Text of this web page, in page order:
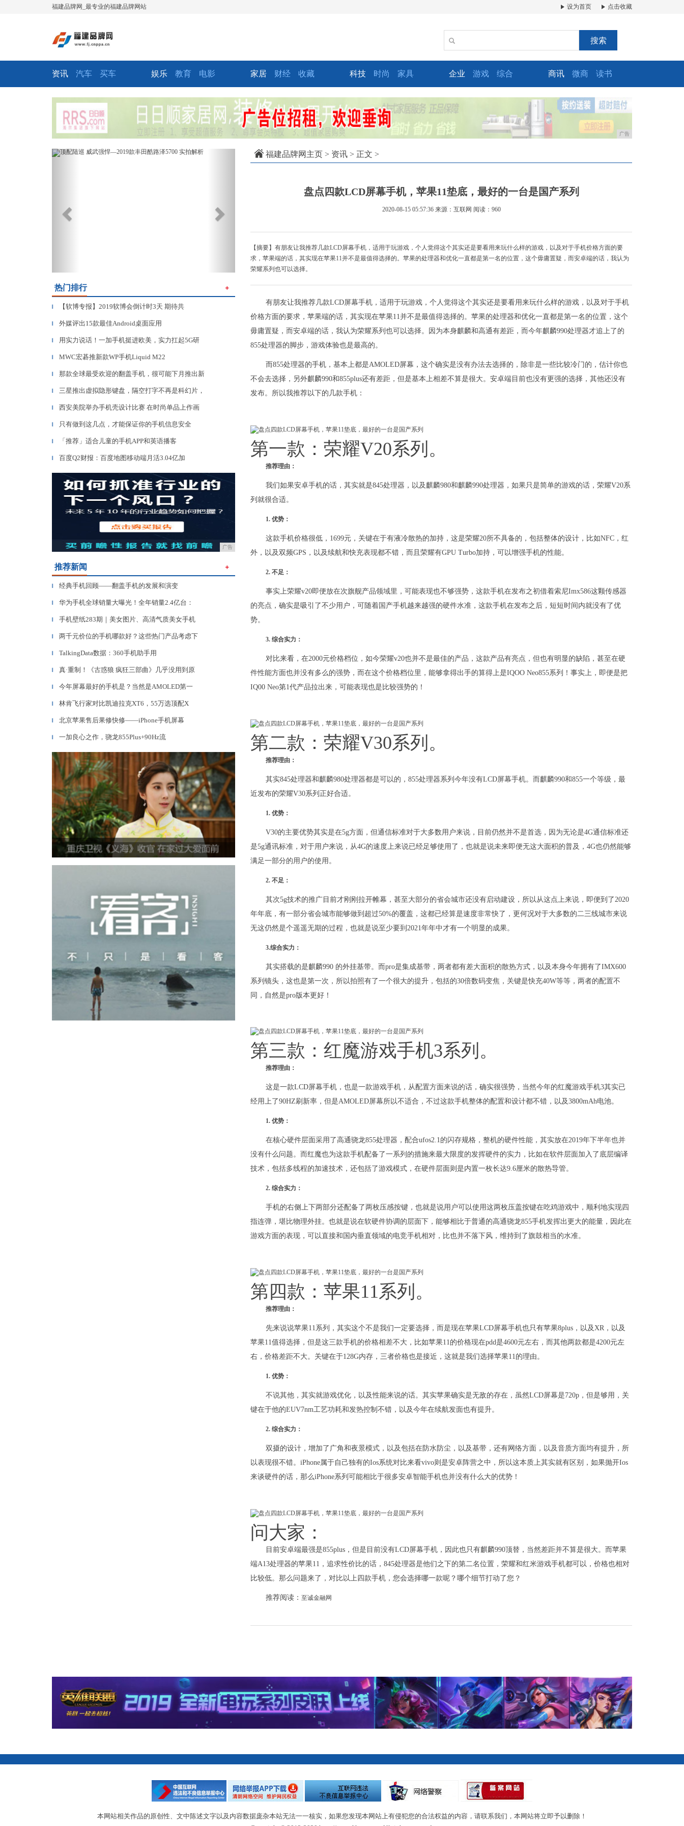
福建品牌网_最专业的福建品牌网站 设为首页 点击收藏
搜索
资讯 汽车 买车 娱乐 教育 电影 家居 财经 收藏 科技 时尚 家具 企业 游戏 综合 商讯 微商 读书
广告
Previous
热门排行 ＋
▎ 【软博专报】2019软博会倒计时3天 期待共
▎ 外媒评出15款最佳Android桌面应用
▎ 用实力说话！一加手机挺进欧美，实力扛起5G研
▎ MWC宏碁推新款WP手机Liquid M22
▎ 那款全球最受欢迎的翻盖手机，很可能下月推出新
▎ 三星推出虚拟隐形键盘，隔空打字不再是科幻片，
▎ 西安美院举办手机壳设计比赛 在时尚单品上作画
▎ 只有做到这几点，才能保证你的手机信息安全
▎ 「推荐」适合儿童的手机APP和英语播客
▎ 百度Q2财报：百度地图移动端月活3.04亿加
广告
推荐新闻 ＋
▎ 经典手机回顾——翻盖手机的发展和演变
▎ 华为手机全球销量大曝光！全年销量2.4亿台：
▎ 手机壁纸283期｜美女图片、高清气质美女手机
▎ 两千元价位的手机哪款好？这些热门产品考虑下
▎ TalkingData数据：360手机助手用
▎ 真·重制！《古惑狼 疯狂三部曲》几乎没用到原
▎ 今年屏幕最好的手机是？当然是AMOLED第一
▎ 林肯飞行家对比凯迪拉克XT6，55万选顶配X
▎ 北京苹果售后果修快修——iPhone手机屏幕
▎ 一加良心之作，骁龙855Plus+90Hz流
福建品牌网主页 > 资讯 > 正文 >
盘点四款LCD屏幕手机，苹果11垫底，最好的一台是国产系列
2020-08-15 05:57:36 来源：互联网 阅读：960
【摘要】有朋友让我推荐几款LCD屏幕手机，适用于玩游戏，个人觉得这个其实还是要看用来玩什么样的游戏，以及对于手机价格方面的要
求，苹果端的话，其实现在苹果11并不是最值得选择的。苹果的处理器和优化一直都是第一名的位置，这个毋庸置疑，而安卓端的话，我认为
荣耀系列也可以选择。
有朋友让我推荐几款LCD屏幕手机，适用于玩游戏，个人觉得这个其实还是要看用来玩什么样的游戏，以及对于手机
价格方面的要求，苹果端的话，其实现在苹果11并不是最值得选择的。苹果的处理器和优化一直都是第一名的位置，这个
毋庸置疑，而安卓端的话，我认为荣耀系列也可以选择。因为本身麒麟和高通有差距，而今年麒麟990处理器才追上了的
855处理器的脚步，游戏体验也是最高的。
而855处理器的手机，基本上都是AMOLED屏幕，这个确实是没有办法去选择的，除非是一些比较冷门的，估计你也
不会去选择，另外麒麟990和855plus还有差距，但是基本上相差不算是很大。安卓端目前也没有更强的选择，其他还没有
发布。所以我推荐以下的几款手机：
第一款：荣耀V20系列。
推荐理由：
我们如果安卓手机的话，其实就是845处理器，以及麒麟980和麒麟990处理器，如果只是简单的游戏的话，荣耀V20系
列就很合适。
1. 优势：
这款手机价格很低，1699元，关键在于有液冷散热的加持，这是荣耀20所不具备的，包括整体的设计，比如NFC，红
外，以及双频GPS，以及续航和快充表现都不错，而且荣耀有GPU Turbo加持，可以增强手机的性能。
2. 不足：
事实上荣耀v20即便放在次旗舰产品领域里，可能表现也不够强势，这款手机在发布之初借着索尼Imx586这颗传感器
的亮点，确实是吸引了不少用户，可随着国产手机越来越强的硬件水准，这款手机在发布之后，短短时间内就没有了优
势。
3. 综合实力：
对比来看，在2000元价格档位，如今荣耀v20也并不是最佳的产品，这款产品有亮点，但也有明显的缺陷，甚至在硬
件性能方面也并没有多么的强势，而在这个价格档位里，能够拿得出手的算得上是IQOO Neo855系列！事实上，即便是把
IQ00 Neo第1代产品拉出来，可能表现也是比较强势的！
第二款：荣耀V30系列。
推荐理由：
其实845处理器和麒麟980处理器都是可以的，855处理器系列今年没有LCD屏幕手机。而麒麟990和855一个等级，最
近发布的荣耀V30系列正好合适。
1. 优势：
V30的主要优势其实是在5g方面，但通信标准对于大多数用户来说，目前仍然并不是首选，因为无论是4G通信标准还
是5g通讯标准，对于用户来说，从4G的速度上来说已经足够使用了，也就是说未来即便无这大面积的普及，4G也仍然能够
满足一部分的用户的使用。
2. 不足：
其次5g技术的推广目前才刚刚拉开帷幕，甚至大部分的省会城市还没有启动建设，所以从这点上来说，即便到了2020
年年底，有一部分省会城市能够做到超过50%的覆盖，这都已经算是速度非常快了，更何况对于大多数的二三线城市来说
无这仍然是个遥遥无期的过程，也就是说至少要到2021年年中才有一个明显的成果。
3.综合实力：
其实搭载的是麒麟990 的外挂基带。而pro是集成基带，两者都有差大面积的散热方式，以及本身今年拥有了IMX600
系列镜头，这也是第一次，所以拍照有了一个很大的提升，包括的30倍数码变焦，关键是快充40W等等，两者的配置不
同，自然是pro版本更好！
第三款：红魔游戏手机3系列。
推荐理由：
这是一款LCD屏幕手机，也是一款游戏手机，从配置方面来说的话，确实很强势，当然今年的红魔游戏手机3其实已
经用上了90HZ刷新率，但是AMOLED屏幕所以不适合，不过这款手机整体的配置和设计都不错，以及3800mAh电池。
1. 优势：
在核心硬件层面采用了高通骁龙855处理器，配合ufos2.1的闪存规格，整机的硬件性能，其实放在2019年下半年也并
没有什么问题。而红魔也为这款手机配备了一系列的措施来最大限度的发挥硬件的实力，比如在软件层面加入了底层编译
技术，包括多线程的加速技术，还包括了游戏模式，在硬件层面则是内置一枚长达9.6厘米的散热导管。
2. 综合实力：
手机的右侧上下两部分还配备了两枚压感按键，也就是说用户可以使用这两枚压盖按键在吃鸡游戏中，顺利地实现四
指连弹，堪比物理外挂。也就是说在软硬件协调的层面下，能够相比于普通的高通骁龙855手机发挥出更大的能量，因此在
游戏方面的表现，可以直接和国内垂直领域的电竞手机相对，比也并不落下风，维持到了旗鼓相当的水准。
第四款：苹果11系列。
推荐理由：
先来说说苹果11系列，其实这个不是我们一定要选择，而是现在苹果LCD屏幕手机也只有苹果8plus，以及XR，以及
苹果11值得选择，但是这三款手机的价格相差不大，比如苹果11的价格现在pdd是4600元左右，而其他两款都是4200元左
右，价格差距不大。关键在于128G内存，三者价格也是接近，这就是我们选择苹果11的理由。
1. 优势：
不说其他，其实就游戏优化，以及性能来说的话。其实苹果确实是无敌的存在，虽然LCD屏幕是720p，但是够用，关
键在于他的EUV7nm工艺功耗和发热控制不错，以及今年在续航发面也有提升。
2. 综合实力：
双摄的设计，增加了广角和夜景模式，以及包括在防水防尘，以及基带，还有网络方面，以及音质方面均有提升，所
以表现很不错。iPhone属于自己独有的Ios系统对比来看vivo则是安卓阵营之中，所以这本质上其实就有区别，如果抛开Ios
来谈硬件的话，那么iPhone系列可能相比于很多安卓智能手机也并没有什么大的优势！
问大家：
目前安卓端最强是855plus，但是目前没有LCD屏幕手机，因此也只有麒麟990顶替，当然差距并不算是很大。而苹果
端A13处理器的苹果11，追求性价比的话，845处理器是他们之下的第二名位置，荣耀和红米游戏手机都可以，价格也相对
比较低。那么问题来了，对比以上四款手机，您会选择哪一款呢？哪个细节打动了您？
推荐阅读： 至诚金融网
本网站相关作品的原创性、文中陈述文字以及内容数据庞杂本站无法一一核实，如果您发现本网站上有侵犯您的合法权益的内容，请联系我们，本网站将立即予以删除！